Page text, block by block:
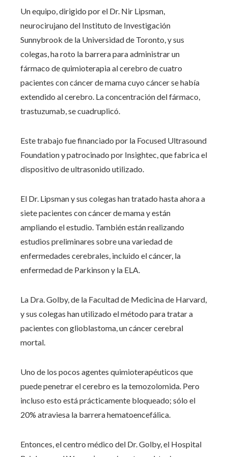
Un equipo, dirigido por el Dr. Nir Lipsman,
neurocirujano del Instituto de Investigación
Sunnybrook de la Universidad de Toronto, y sus
colegas, ha roto la barrera para administrar un
fármaco de quimioterapia al cerebro de cuatro
pacientes con cáncer de mama cuyo cáncer se había
extendido al cerebro. La concentración del fármaco,
trastuzumab, se cuadruplicó.
Este trabajo fue financiado por la Focused Ultrasound
Foundation y patrocinado por Insightec, que fabrica el
dispositivo de ultrasonido utilizado.
El Dr. Lipsman y sus colegas han tratado hasta ahora a
siete pacientes con cáncer de mama y están
ampliando el estudio. También están realizando
estudios preliminares sobre una variedad de
enfermedades cerebrales, incluido el cáncer, la
enfermedad de Parkinson y la ELA.
La Dra. Golby, de la Facultad de Medicina de Harvard,
y sus colegas han utilizado el método para tratar a
pacientes con glioblastoma, un cáncer cerebral
mortal.
Uno de los pocos agentes quimioterapéuticos que
puede penetrar el cerebro es la temozolomida. Pero
incluso esto está prácticamente bloqueado; sólo el
20% atraviesa la barrera hematoencefálica.
Entonces, el centro médico del Dr. Golby, el Hospital